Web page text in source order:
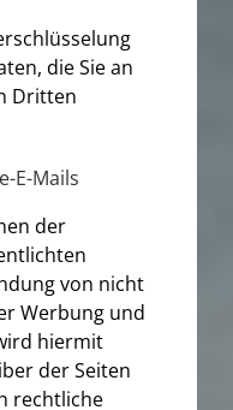
die Sie an
Dritten
E-Mails
der
von nicht
Werbung und
hiermit
der Seiten
rechtliche